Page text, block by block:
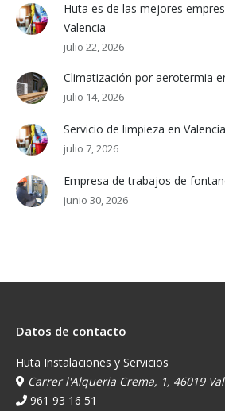
Huta es de las mejores
Valencia
julio 22, 2026
Climatización por aerotermia
julio 14, 2026
Servicio de limpieza en
julio 7, 2026
Empresa de trabajos de
junio 30, 2026
Datos de contacto
Huta Instalaciones y Servicios
Carrer l'Alqueria Crema, 1, 46019
961 93 16 51